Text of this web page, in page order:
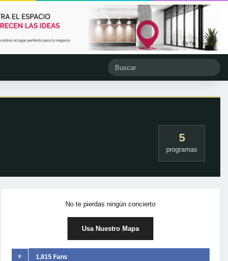
5
programas
No te pierdas ningún concierto
Usa Nuestro Mapa
F 1,815 Fans